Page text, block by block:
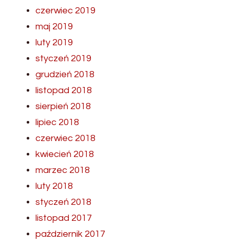
czerwiec 2019
maj 2019
luty 2019
styczeń 2019
grudzień 2018
listopad 2018
sierpień 2018
lipiec 2018
czerwiec 2018
kwiecień 2018
marzec 2018
luty 2018
styczeń 2018
listopad 2017
październik 2017